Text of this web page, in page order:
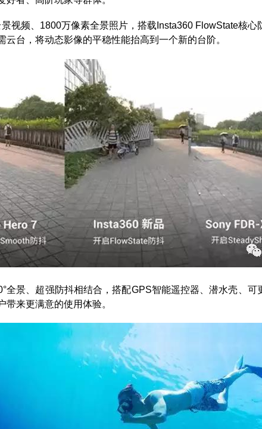
视频、1800万像素全景照片，搭载Insta360 FlowState核心
云台，将动态影像的平稳性能抬高到一个新的台阶。
全景、超强防抖相结合，搭配GPS智能遥控器、潜水壳、可
带来更满意的使用体验。